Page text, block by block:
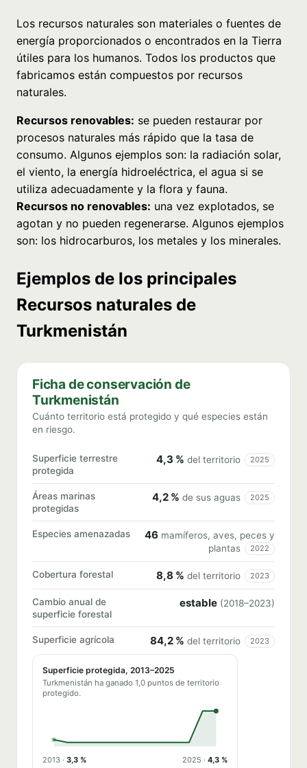
Los recursos naturales son materiales o fuentes de
energía proporcionados o encontrados en la Tierra
útiles para los humanos. Todos los productos que
fabricamos están compuestos por recursos
naturales.
Recursos renovables: se pueden restaurar por
procesos naturales más rápido que la tasa de
consumo. Algunos ejemplos son: la radiación solar,
el viento, la energía hidroeléctrica, el agua si se
utiliza adecuadamente y la flora y fauna.
Recursos no renovables: una vez explotados, se
agotan y no pueden regenerarse. Algunos ejemplos
son: los hidrocarburos, los metales y los minerales.
Ejemplos de los principales
Recursos naturales de
Turkmenistán
Ficha de conservación de
Turkmenistán
Cuánto territorio está protegido y qué especies están
en riesgo.
Superficie terrestre
protegida
4,3 % del territorio 2025
Áreas marinas
protegidas
4,2 % de sus aguas 2025
Especies amenazadas 46 mamíferos, aves, peces y
plantas
2022
Cobertura forestal 8,8 % del territorio 2023
Cambio anual de
superficie forestal
estable (2018–2023)
Superficie agrícola 84,2 % del territorio 2023
Superficie protegida, 2013–2025
Turkmenistán ha ganado 1,0 puntos de territorio
protegido.
2013 · 3,3 % 2025 · 4,3 %